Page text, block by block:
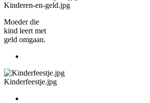
Kinderen-en-geld.jpg
Moeder die
kind leert met
geld omgaan.
Kinderfeestje.jpg